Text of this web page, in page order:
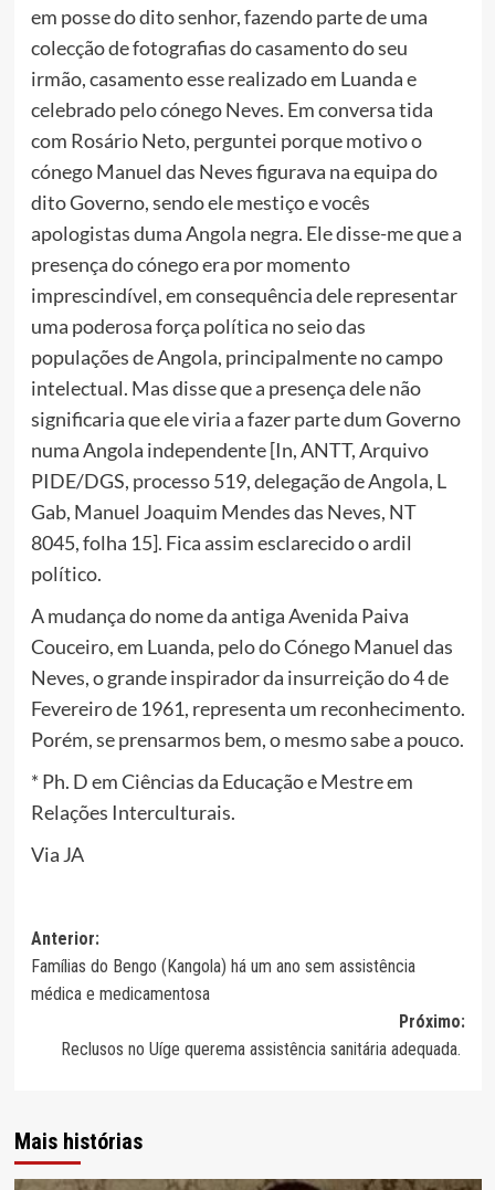
em posse do dito senhor, fazendo parte de uma
colecção de fotografias do casamento do seu
irmão, casamento esse realizado em Luanda e
celebrado pelo cónego Neves. Em conversa tida
com Rosário Neto, perguntei porque motivo o
cónego Manuel das Neves figurava na equipa do
dito Governo, sendo ele mestiço e vocês
apologistas duma Angola negra. Ele disse-me que a
presença do cónego era por momento
imprescindível, em consequência dele representar
uma poderosa força política no seio das
populações de Angola, principalmente no campo
intelectual. Mas disse que a presença dele não
significaria que ele viria a fazer parte dum Governo
numa Angola independente [In, ANTT, Arquivo
PIDE/DGS, processo 519, delegação de Angola, L
Gab, Manuel Joaquim Mendes das Neves, NT
8045, folha 15]. Fica assim esclarecido o ardil
político.
A mudança do nome da antiga Avenida Paiva
Couceiro, em Luanda, pelo do Cónego Manuel das
Neves, o grande inspirador da insurreição do 4 de
Fevereiro de 1961, representa um reconhecimento.
Porém, se prensarmos bem, o mesmo sabe a pouco.
* Ph. D em Ciências da Educação e Mestre em
Relações Interculturais.
Via JA
Navegação
de
Anterior:
Famílias do Bengo (Kangola) há um ano sem assistência
médica e medicamentosa
Próximo:
Reclusos no Uíge querema assistência sanitária adequada.
Mais histórias